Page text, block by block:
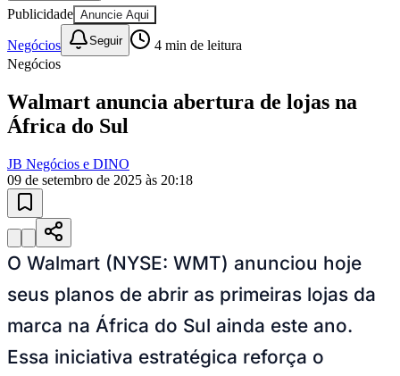
Sport
Publicidade Anuncie Aqui
Negócios Seguir 4 min de leitura
Negócios
Walmart anuncia abertura de lojas na
África do Sul
JB Negócios e DINO
09 de setembro de 2025 às 20:18
O Walmart (NYSE: WMT) anunciou hoje
seus planos de abrir as primeiras lojas da
marca na África do Sul ainda este ano.
Essa iniciativa estratégica reforça o